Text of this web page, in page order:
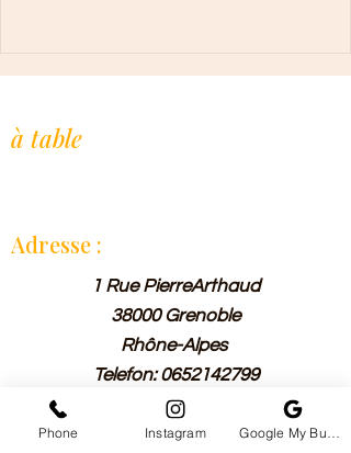
à table
Adresse :
1 Rue PierreArthaud
38000 Grenoble
Rhône-Alpes
Telefon:0652142799
Horraire :
Phone Instagram